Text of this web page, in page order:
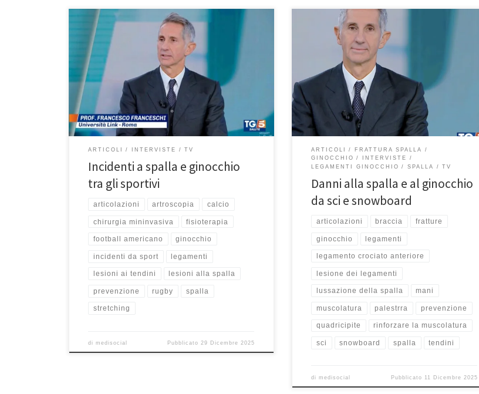
Incidenti a spalla e ginocchio tra gli sportivi. Intervista al
Prof. Francesco Franceschi del 24 dicembre 2025 a Tg5
Salute. Se avete perso l’intervista, la potete rivedere
qui. Buona visione! Frequentissimi gli incidenti tra gli
sportivi, incidenti alla spalla, alle ginocchia, cosa fare
in questi casi? Ma soprattutto una prevenzione […]
ARTICOLI INTERVISTE TV
Incidenti a spalla e ginocchio
tra gli sportivi
articolazioni artroscopia calcio
chirurgia mininvasiva fisioterapia
football americano ginocchio
incidenti da sport legamenti
lesioni ai tendini lesioni alla spalla
prevenzione rugby spalla
stretching
dimedisocial Pubblicato 29 Dicembre 2025
Danni alla spalla e al ginocchio da sci e snowboard.
Questo è l’argomento dell’intervista al Prof. Francesco
Franceschi ortopedico spalla e ginocchio a Roma,
andata in onda il 10 dicembre 2025 su Tg5 Salute. Se
l’avete persa, potete rivederla qui. I danni dello sci
sulla neve, frequentissimi ormai. Fratture alla […]
ARTICOLI
FRATTURA SPALLA
GINOCCHIO
INTERVISTE
LEGAMENTI GINOCCHIO
SPALLA TV
Danni alla spalla e al ginocchio
da sci e snowboard
articolazioni braccia fratture
ginocchio legamenti
legamento crociato anteriore
lesione dei legamenti
lussazione della spalla mani
muscolatura palestrra prevenzione
quadricipite rinforzare la muscolatura
sci snowboard spalla tendini
dimedisocial Pubblicato 11 Dicembre 2025